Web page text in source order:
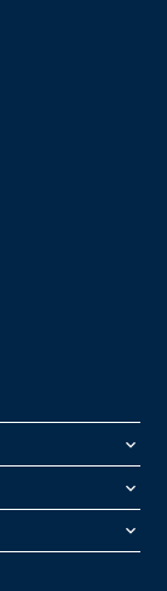
keyboard_arrow_down
keyboard_arrow_down
keyboard_arrow_down